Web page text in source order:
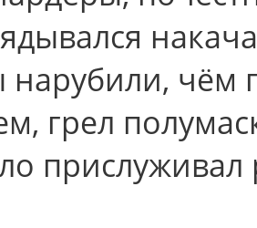
нарубили, чём
грел
прислуживал